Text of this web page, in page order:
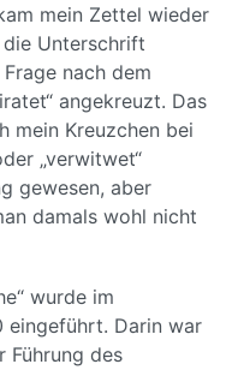
mein Zettel wieder
Unterschrift
nach dem
angekreuzt. Das
mein Kreuzchen bei
„verwitwet“
gewesen, aber
damals wohl nicht
wurde im
eingeführt. Darin war
Führung des